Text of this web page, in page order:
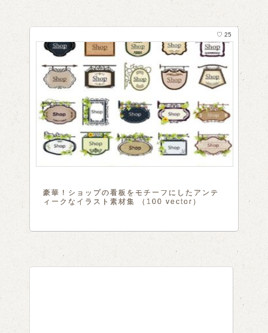
豪華！ショップの看板をモチーフにしたアンテ
ィークなイラスト素材集 （100 vector）
♡ 25